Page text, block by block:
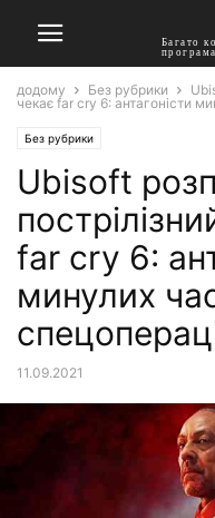
Багато
додому Без рубрики
чекає far cry 6: антагоністи
Без рубрики
Ubisoft
far cry 6:
минулих
11.09.2021